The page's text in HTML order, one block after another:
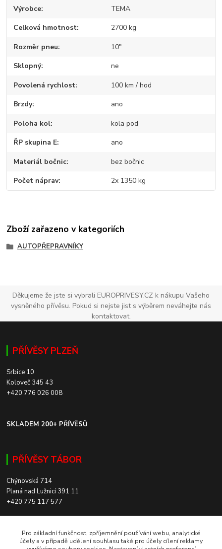
Výrobce TEMA
Celková hmotnost 2700 kg
Rozměr pneu 10"
Sklopný ne
Povolená rychlost 100 km / hod
Brzdy ano
Poloha kol kola pod
ŘP skupina E ano
Materiál bočnic bez bočnic
Počet náprav 2x 1350 kg
Zboží zařazeno v kategoriích
AUTOPŘEPRAVNÍKY
Děkujeme že jste si vybrali EUROPRIVESY.CZ k nákupu Vašeho
vysněného přívěsu. Pokud si nejste jist s výběrem neváhejte nás
kontaktovat.
PŘÍVĚSY PLZEŇ
Srbice 10
Koloveč 345 43
+420 776 026 008
SKLADEM 200+ PŘÍVĚSŮ
PŘÍVĚSY TÁBOR
Chýnovská 714
Planá nad Lužnicí 391 11
+420 775 117 577
Pro základní funkčnost, zpříjemnění používání webu, analytické
účely a v případě udělení souhlasu také pro účely cílení reklamy